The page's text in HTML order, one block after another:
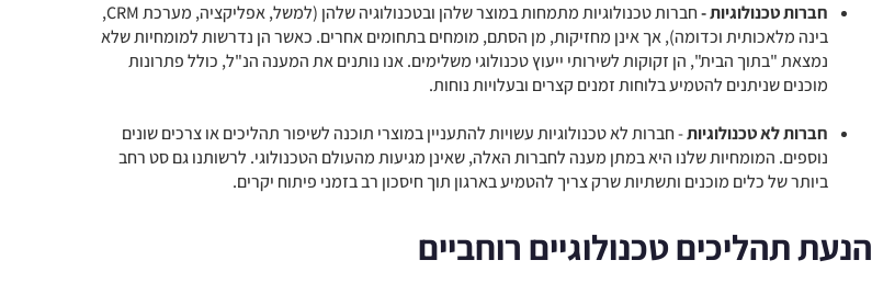
חברות טכנולוגיות -
חברות טכנולוגיות מתמחות במוצר שלהן ובטכנולוגיה שלהן (למשל, אפליקציה, מערכת CRM,
בינה מלאכותית וכדומה), אך אינן מחזיקות, מן הסתם, מומחים בתחומים אחרים. כאשר הן נדרשות למומחיות שלא
נמצאת "בתוך הבית", הן זקוקות לשירותי ייעוץ טכנולוגי משלימים. אנו נותנים את המענה הנ"ל, כולל פתרונות
מוכנים שניתנים להטמיע בלוחות זמנים קצרים ובעלויות נוחות.
חברות לא טכנולוגיות- חברות לא טכנולוגיות עשויות להתעניין במוצרי תוכנה לשיפור תהליכים או צרכים שונים
נוספים. המומחיות שלנו היא במתן מענה לחברות האלה, שאינן מגיעות מהעולם הטכנולוגי. לרשותנו גם סט רחב
ביותר של כלים מוכנים ותשתיות שרק צריך להטמיע בארגון תוך חיסכון רב בזמני פיתוח יקרים.
הנעת תהליכים טכנולוגיים רוחביים